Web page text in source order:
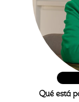
Qué está